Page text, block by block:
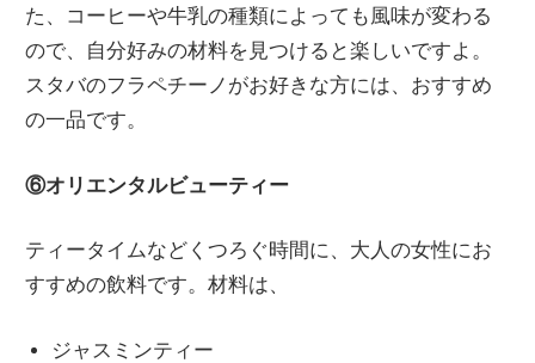
た、コーヒーや牛乳の種類によっても風味が変わる
ので、自分好みの材料を見つけると楽しいですよ。
スタバのフラペチーノがお好きな方には、おすすめ
の一品です。
⑥オリエンタルビューティー
ティータイムなどくつろぐ時間に、大人の女性にお
すすめの飲料です。材料は、
ジャスミンティー